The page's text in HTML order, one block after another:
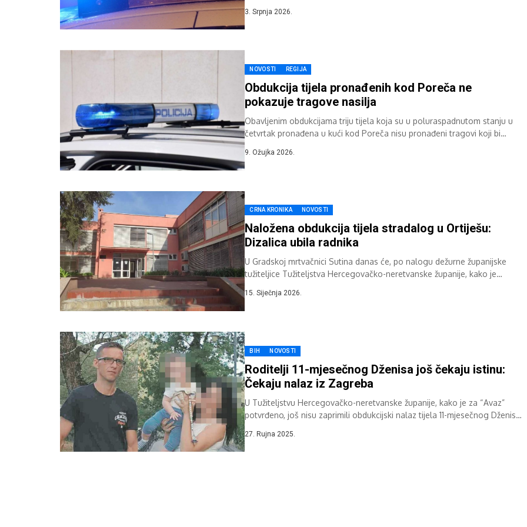
3. Srpnja 2026.
NOVOSTI REGIJA
Obdukcija tijela pronađenih kod Poreča ne
pokazuje tragove nasilja
Obavljenim obdukcijama triju tijela koja su u poluraspadnutom stanju u
četvrtak pronađena u kući kod Poreča nisu pronađeni tragovi koji bi
9. Ožujka 2026.
CRNA KRONIKA NOVOSTI
Naložena obdukcija tijela stradalog u Ortiješu:
Dizalica ubila radnika
U Gradskoj mrtvačnici Sutina danas će, po nalogu dežurne županijske
tužiteljice Tužiteljstva Hercegovačko-neretvanske županije, kako je
15. Siječnja 2026.
BIH NOVOSTI
Roditelji 11-mjesečnog Dženisa još čekaju istinu:
Čekaju nalaz iz Zagreba
U Tužiteljstvu Hercegovačko-neretvanske županije, kako je za “Avaz”
potvrđeno, još nisu zaprimili obdukcijski nalaz tijela 11-mjesečnog Dženisa
27. Rujna 2025.